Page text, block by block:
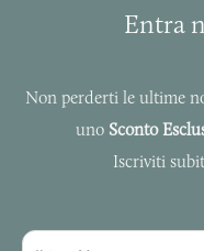
Entra
Non perderti le ultime
uno Sconto
Iscriviti
NOME